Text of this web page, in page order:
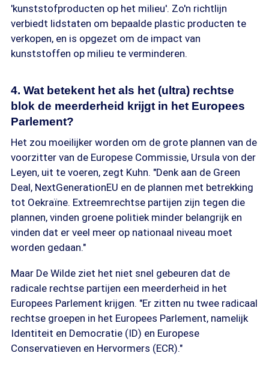
'kunststofproducten op het milieu'. Zo'n richtlijn
verbiedt lidstaten om bepaalde plastic producten te
verkopen, en is opgezet om de impact van
kunststoffen op milieu te verminderen.
4. Wat betekent het als het (ultra) rechtse
blok de meerderheid krijgt in het Europees
Parlement?
Het zou moeilijker worden om de grote plannen van de
voorzitter van de Europese Commissie, Ursula von der
Leyen, uit te voeren, zegt Kuhn. "Denk aan de Green
Deal, NextGenerationEU en de plannen met betrekking
tot Oekraïne. Extreemrechtse partijen zijn tegen die
plannen, vinden groene politiek minder belangrijk en
vinden dat er veel meer op nationaal niveau moet
worden gedaan."
Maar De Wilde ziet het niet snel gebeuren dat de
radicale rechtse partijen een meerderheid in het
Europees Parlement krijgen. "Er zitten nu twee radicaal
rechtse groepen in het Europees Parlement, namelijk
Identiteit en Democratie (ID) en Europese
Conservatieven en Hervormers (ECR)."